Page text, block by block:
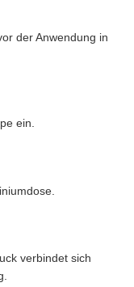
der Anwendung in
ein.
verbindet sich